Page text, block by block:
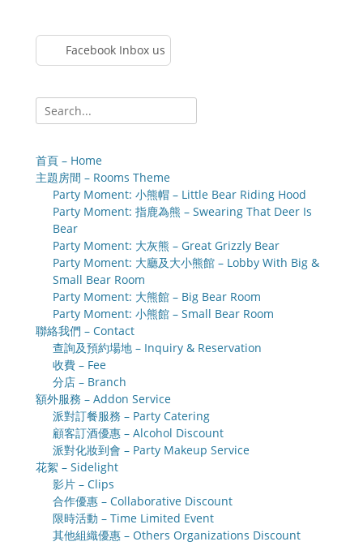
Facebook Inbox us
Search
for:
首頁 – Home
主題房間 – Rooms Theme
Party Moment: 小熊帽 – Little Bear Riding Hood
Party Moment: 指鹿為熊 – Swearing That Deer Is
Bear
Party Moment: 大灰熊 – Great Grizzly Bear
Party Moment: 大廳及大小熊館 – Lobby With Big &
Small Bear Room
Party Moment: 大熊館 – Big Bear Room
Party Moment: 小熊館 – Small Bear Room
聯絡我們 – Contact
查詢及預約場地 – Inquiry & Reservation
收費 – Fee
分店 – Branch
額外服務 – Addon Service
派對訂餐服務 – Party Catering
顧客訂酒優惠 – Alcohol Discount
派對化妝到會 – Party Makeup Service
花絮 – Sidelight
影片 – Clips
合作優惠 – Collaborative Discount
限時活動 – Time Limited Event
其他組織優惠 – Others Organizations Discount